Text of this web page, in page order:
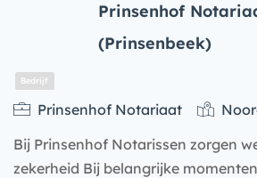
Prinsenhof
(Prinsenbeek)
Prinsenhof Notariaat
Bij Prinsenhof Notarissen zorgen
zekerheid Bij belangrijke